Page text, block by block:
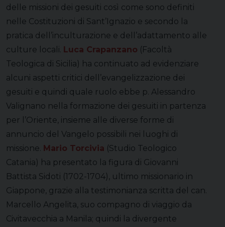
delle missioni dei gesuiti così come sono definiti
nelle Costituzioni di Sant’Ignazio e secondo la
pratica dell’inculturazione e dell’adattamento alle
culture locali. Luca Crapanzano (Facoltà
Teologica di Sicilia) ha continuato ad evidenziare
alcuni aspetti critici dell’evangelizzazione dei
gesuiti e quindi quale ruolo ebbe p. Alessandro
Valignano nella formazione dei gesuiti in partenza
per l’Oriente, insieme alle diverse forme di
annuncio del Vangelo possibili nei luoghi di
missione. Mario Torcivia (Studio Teologico
Catania) ha presentato la figura di Giovanni
Battista Sidoti (1702-1704), ultimo missionario in
Giappone, grazie alla testimonianza scritta del can.
Marcello Angelita, suo compagno di viaggio da
Civitavecchia a Manila; quindi la divergente